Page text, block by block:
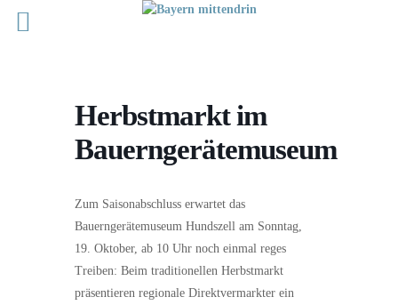
Herbstmarkt im
Bauerngerätemuseum
Zum Saisonabschluss erwartet das
Bauerngerätemuseum Hundszell am Sonntag,
19. Oktober, ab 10 Uhr noch einmal reges
Treiben: Beim traditionellen Herbstmarkt
präsentieren regionale Direktvermarkter ein